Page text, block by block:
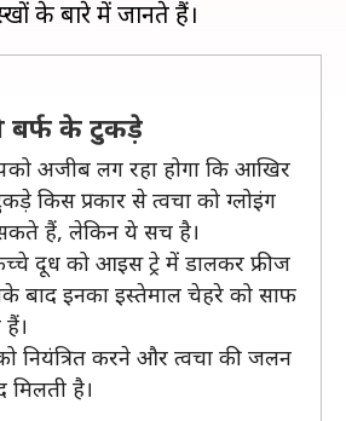
बर्फ के टुकड़े
अजीब लग रहा होगा कि आखिर
किस प्रकार से त्वचा को ग्लोइंग
हैं, लेकिन ये सच है।
दूध को आइस ट्रे में डालकर फ्रीज
बाद इनका इस्तेमाल चेहरे को साफ
नियंत्रित करने और त्वचा की जलन
है।